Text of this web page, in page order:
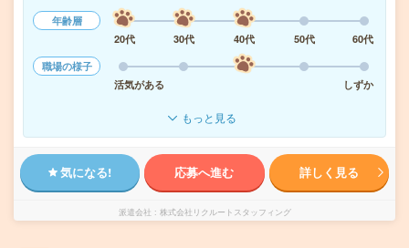
年齢層
20代
30代 40代 50代
60代
職場の様子
活気がある
しずか
もっと見る
気になる! 応募へ進む 詳しく見る
派遣会社 株式会社リクルートスタッフィング